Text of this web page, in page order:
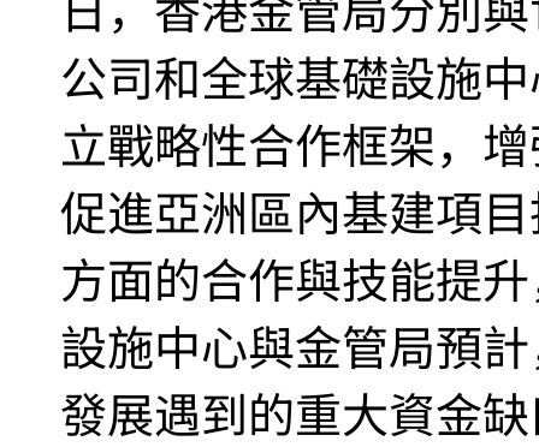
公司和全球基礎設施
立戰略性合作框架，
促進亞洲區內基建項
方面的合作與技能提
設施中心與金管局預
發展遇到的重大資金